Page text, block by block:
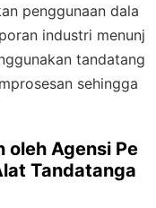
penggunaan dala
industri menunj
tandatang
sehingga
oleh Agensi Pe
Tandatanga